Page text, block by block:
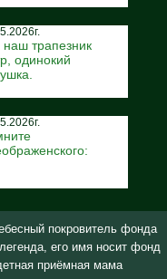
наш трапезник
одинокий
покровитель фонда
его имя носит фонд
приёмная мама